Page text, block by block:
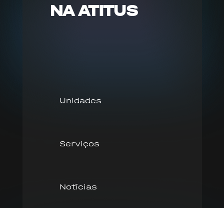
NA ATITUS
Unidades
Serviços
Notícias